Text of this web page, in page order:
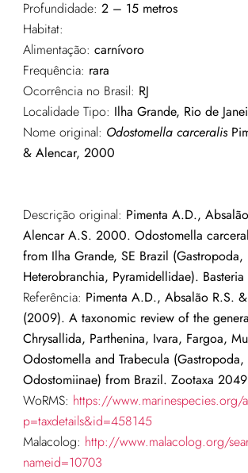
Profundidade: 2 – 15metros
Habitat:
Alimentação: carnívoro
Frequência: rara
Ocorrência no Brasil: RJ
Localidade Tipo: Ilha Grande, Rio de
Nome original: Odostomella carceralis
& Alencar, 2000
Descrição original: Pimenta A.D.,
Alencar A.S. 2000. Odostomella
from Ilha Grande, SE Brazil (Gastropoda,
Heterobranchia, Pyramidellidae).
Referência: Pimenta A.D., Absalão R.S.
(2009). A taxonomic review of the
Chrysallida, Parthenina, Ivara, Fargoa,
Odostomella and Trabecula
Odostomiinae) from Brazil. Zootaxa
WoRMS: https://www.marinespecies.org/
p=taxdetails&id=458145
Malacolog: http://www.malacolog.org/
nameid=10703